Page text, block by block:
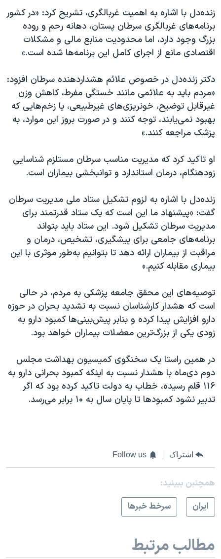
زنده‌دل با اشاره به اهمیت غربالگری، تشریح کرد: «در کشور
برنامه‌های غربالگری سرطان پستان، دهانه رحم و روده
بزرگ وجود دارد، اما محدودیت منابع مالی و مشکلات
اقتصادی مانع از اجرای کامل این برنامه‌ها شده است.»
دکتر زنده‌دل در خصوص علائم هشداردهنده سرطان افزود:
«مردم باید به علائمی مانند خستگی مفرط، کاهش وزن
غیرقابل توضیح، خونریزی‌های غیرطبیعی، یا زخم‌هایی که
بهبود نمی‌یابند، توجه کنند و در صورت بروز این موارد، به
پزشک مراجعه کنند.»
او تاکید کرد که مدیریت مناسب سرطان مستلزم شناسایی
زودهنگام، درمان استاندارد و توانبخشی بیماران است.
زنده‌دل با اشاره به لزوم تشکیل ستاد ملی مدیریت سرطان
گفت: «پیشنهاد ما این است که یک ستاد قدرتمند برای
مدیریت سرطان تشکیل شود. این ستاد باید بتواند
برنامه‌های جامعی برای پیشگیری، تشخیص، درمان و
مراقبت از بیماران ارائه دهد تا بتوانیم به‌طور موثری با این
بیماری مقابله کنیم.»
توصیه‌های این محقق جامعه پزشکی به مردم، در حالی
است که هشدار کارشناسان نسبت به تشدید بحران در حوزه
دارو افزایش پیدا کرده و بنابر پیش‌بینی‌ها کمبود دارو به
زودی یکی از بزرگ‌ترین معضلات بیماران خواهد بود.
در همین راستا یک سخنگوی کمیسیون بهداشت مجلس
دوم دی‌ماه با هشدار نسبت به اینکه کمبود بحرانی دارو به
۱۱۶ قلم رسیده، خطاب به دولت تاکید کرده بود که اگر
تدبیر نشود کمبود‌ها تا پایان سال به ۱۰ برابر می‌رسد.
اشتراک Follow us
همچنبن ببینید:
ايران
سرخط خبرها
مطالب مرتبط